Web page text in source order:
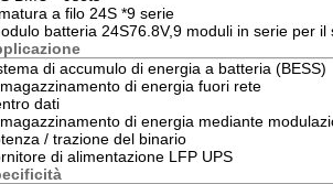
a filo 24S *9 serie
batteria 24S76.8V,9 moduli in serie per il
di accumulo di energia a batteria (BESS)
di energia fuori rete
dati
di energia mediante
/ trazione del binario
di alimentazione LFP UPS